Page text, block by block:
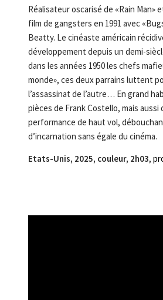
Réalisateur oscarisé de «Rain Man»
film de gangsters en 1991 avec
Beatty. Le cinéaste américain
développement depuis un demi-
dans les années 1950 les chefs
monde», ces deux parrains luttent
l’assassinat de l’autre… En grand
pièces de Frank Costello, mais aussi
performance de haut vol,
d’incarnation sans égale du cinéma.
Etats-Unis, 2025, couleur, 2h03,